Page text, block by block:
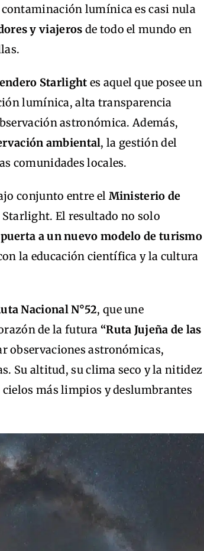
lumínica es casi nula
y viajeros de todo el mundo en
Starlight es aquel que posee un
lumínica, alta transparencia
astronómica. Además,
ambiental, la gestión del
comunidades locales.
conjunto entre el Ministerio de
El resultado no solo
a un nuevo modelo de turismo
la educación científica y la cultura
Nacional N°52, que une
de la futura “Ruta Jujeña de las
observaciones astronómicas,
Su altitud, su clima seco y la nitidez
más limpios y deslumbrantes